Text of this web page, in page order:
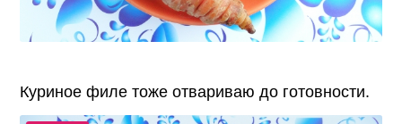
Куриное филе тоже отвариваю до готовности.